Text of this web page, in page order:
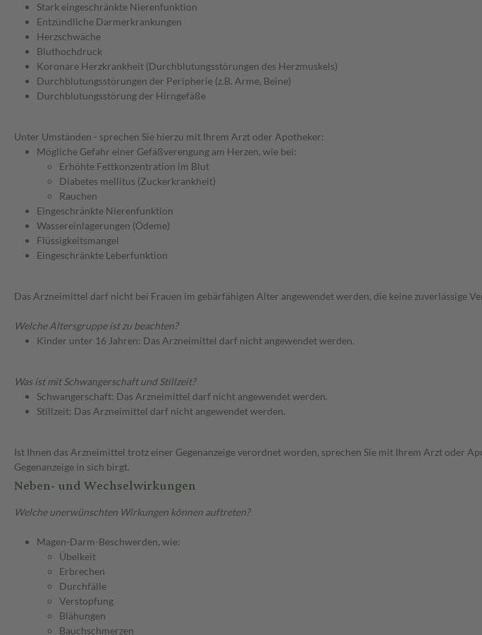
Stark eingeschränkte Nierenfunktion
Entzündliche Darmerkrankungen
Herzschwäche
Bluthochdruck
Koronare Herzkrankheit (Durchblutungsstörungen des Herzmuskels)
Durchblutungsstörungen der Peripherie (z.B. Arme, Beine)
Durchblutungsstörung der Hirngefäße
Unter Umständen - sprechen Sie hierzu mit Ihrem Arzt oder Apotheker:
Mögliche Gefahr einer Gefäßverengung am Herzen, wie bei:
Erhöhte Fettkonzentration im Blut
Diabetes mellitus (Zuckerkrankheit)
Rauchen
Eingeschränkte Nierenfunktion
Wassereinlagerungen (Ödeme)
Flüssigkeitsmangel
Eingeschränkte Leberfunktion
Das Arzneimittel darf nicht bei Frauen im gebärfähigen Alter angewendet werden, die keine zuverlässige
Welche Altersgruppe ist zu beachten?
Kinder unter 16 Jahren: Das Arzneimittel darf nicht angewendet werden.
Was ist mit Schwangerschaft und Stillzeit?
Schwangerschaft: Das Arzneimittel darf nicht angewendet werden.
Stillzeit: Das Arzneimittel darf nicht angewendet werden.
Ist Ihnen das Arzneimittel trotz einer Gegenanzeige verordnet worden, sprechen Sie mit Ihrem Arzt oder
Gegenanzeige in sich birgt.
Neben- und Wechselwirkungen
Welche unerwünschten Wirkungen können auftreten?
Magen-Darm-Beschwerden, wie:
Übelkeit
Erbrechen
Durchfälle
Verstopfung
Blähungen
Bauchschmerzen